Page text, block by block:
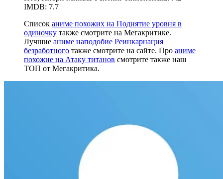
IMDB: 7.7
Список аниме похожих на Поднятие уровня в
одиночку также смотрите на Мегакритике.
Лучшие аниме наподобие Реинкарнация
безработного также смотрите на сайте. Про аниме
похожие на Атаку титанов смотрите также наш
ТОП от Мегакритика.